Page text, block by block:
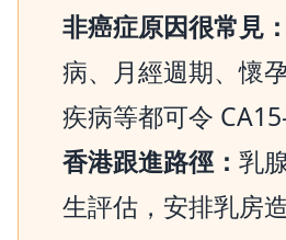
非癌症原因很常見：
病、月經週期、懷
疾病等都可令
香港跟進路徑： 乳
生評估，安排乳房